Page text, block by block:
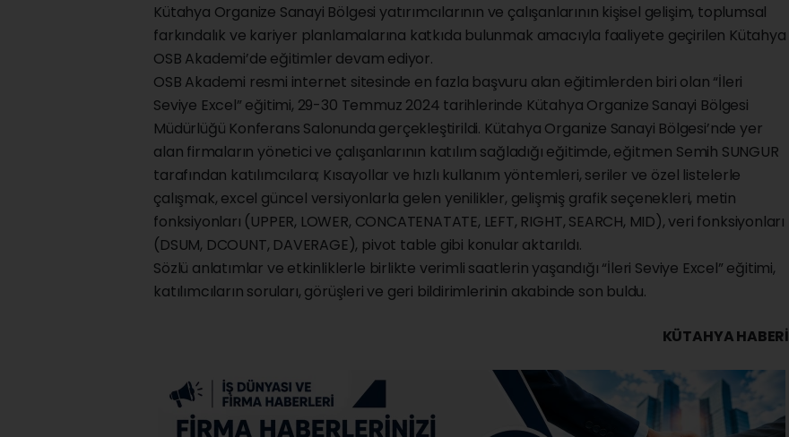
Kütahya Organize Sanayi Bölgesi yatırımcılarının ve çalışanlarının kişisel gelişim, toplumsal
farkındalık ve kariyer planlamalarına katkıda bulunmak amacıyla faaliyete geçirilen Kütahya
OSB Akademi’de eğitimler devam ediyor.
OSB Akademi resmi internet sitesinde en fazla başvuru alan eğitimlerden biri olan “İleri
Seviye Excel” eğitimi, 29-30 Temmuz 2024 tarihlerinde Kütahya Organize Sanayi Bölgesi
Müdürlüğü Konferans Salonunda gerçekleştirildi. Kütahya Organize Sanayi Bölgesi’nde yer
alan firmaların yönetici ve çalışanlarının katılım sağladığı eğitimde, eğitmen Semih SUNGUR
tarafından katılımcılara; Kısayollar ve hızlı kullanım yöntemleri, seriler ve özel listelerle
çalışmak, excel güncel versiyonlarla gelen yenilikler, gelişmiş grafik seçenekleri, metin
fonksiyonları (UPPER, LOWER, CONCATENATATE, LEFT, RIGHT, SEARCH, MID), veri fonksiyonları
(DSUM, DCOUNT, DAVERAGE), pivot table gibi konular aktarıldı.
Sözlü anlatımlar ve etkinliklerle birlikte verimli saatlerin yaşandığı “İleri Seviye Excel” eğitimi,
katılımcıların soruları, görüşleri ve geri bildirimlerinin akabinde son buldu.
KÜTAHYA HABERİ